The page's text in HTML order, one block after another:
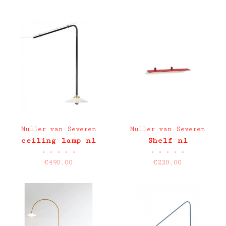
Muller van Severen
ceiling lamp n1
• • • • •
€490,00
Muller van Severen
Shelf n1
• • • • •
€220,00